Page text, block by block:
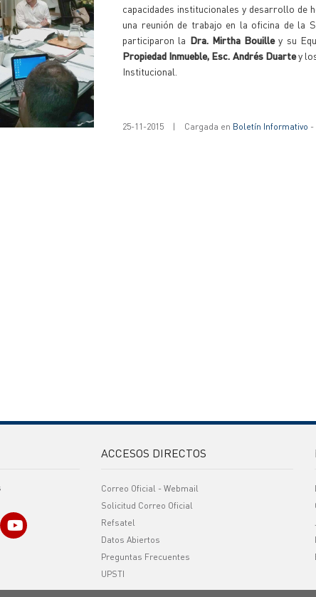
capacidades institucionales y desarrollo de
una reunión de trabajo en la oficina de la
participaron la Dra. Mirtha Bouilley su
Propiedad Inmueble, Esc. Andrés Duartey
Institucional.
25-11-2015 | Cargada en Boletín Informativo -
ACCESOS DIRECTOS
Correo Oficial - Webmail
Solicitud Correo Oficial
Refsatel
Datos Abiertos
Preguntas Frecuentes
UPSTI